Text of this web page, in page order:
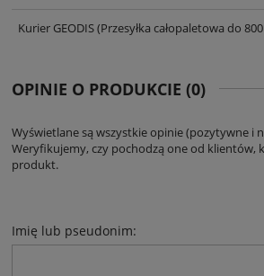
Kurier GEODIS(Przesyłka całopaletowa do
OPINIE O PRODUKCIE (0)
Wyświetlane są wszystkie opinie (pozytywne i
Weryfikujemy, czy pochodzą one od klientów,
produkt.
Imię lub pseudonim: